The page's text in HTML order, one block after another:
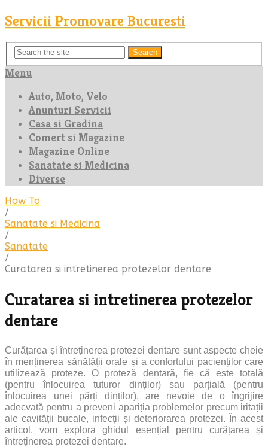
Servicii Promovare Bucuresti
Search
Menu
Auto, Moto, Velo
Anunturi Servicii
Casa si Gradina
Comert si Magazine
Magazine Online
Sanatate si Medicina
Diverse
How To
/
Sanatate si Medicina
/
Sanatate
/
Curatarea si intretinerea protezelor dentare
Curatarea si intretinerea protezelor
dentare
Curățarea și întreținerea protezei dentare sunt aspecte cheie
în menținerea sănătății orale și a confortului pacienților care
utilizează proteze. O proteză dentară, fie că este totală
(pentru înlocuirea tuturor dinților) sau parțială (pentru
înlocuirea unei părți dinților), are nevoie de o îngrijire
adecvată pentru a preveni apariția problemelor precum iritații
ale cavității bucale, infecții și deteriorarea protezei. În acest
articol, vom explora ghidul esențial pentru curățarea și
întreținerea protezei dentare.